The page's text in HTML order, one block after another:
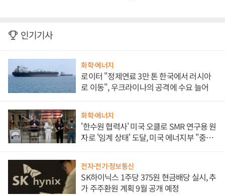
인기기사
화학·에너지
로이터 "정제연료 3만 톤 한국에서 러시아
로 이동", 우크라이나의 공격에 수요 늘어
화학·에너지
'한수원 협력사' 미국 오클로 SMR 연구용 원
자로 '임계 상태' 도달, 미국 에너지부 "중요
전자·전기·정보통신
SK하이닉스 1주당 375원 현금배당 실시, 추
가 주주환원 계획 9월 공개 예정